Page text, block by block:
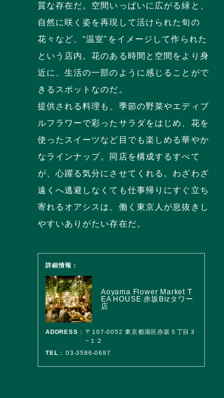
質な存在だ。空間いっぱいに広がる緑と、
自然に咲く姿を再現して活けられた旬の
花々など、“温室”をイメージして作られた
という店内。花のある時間と空間をより身
近に、生活の一部のように感じることがで
きるスポットなのだ。
提供される料理も、季節の野菜やエディブ
ルフラワーで彩ったサラダをはじめ、花を
使ったスイーツなど目でも楽しめる華やか
なラインナップ。同店を構成するすべて
が、心躍る気分にさせてくれる。わざわざ
遠くへ逃避しなくても仕事帰りにすぐ立ち
寄れるオアシスは、働く東京人が息抜きし
やすいありがたい存在だ。
詳細情報：
Aoyama Flower Market T
EA HOUSE 赤坂Bizタワー
店
ADDRESS : 〒107-0052 東京都港区赤坂５丁目３
−１２
TEL : 03-3586-0687